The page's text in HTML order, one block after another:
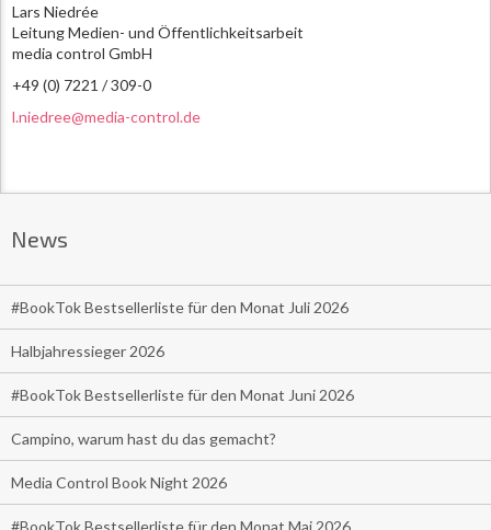
Lars Niedrée
Leitung Medien- und Öffentlichkeitsarbeit
media control GmbH
+49 (0) 7221 / 309-0
l.niedree@media-control.de
News
#BookTok Bestsellerliste für den Monat Juli 2026
Halbjahressieger 2026
#BookTok Bestsellerliste für den Monat Juni 2026
Campino, warum hast du das gemacht?
Media Control Book Night 2026
#BookTok Bestsellerliste für den Monat Mai 2026